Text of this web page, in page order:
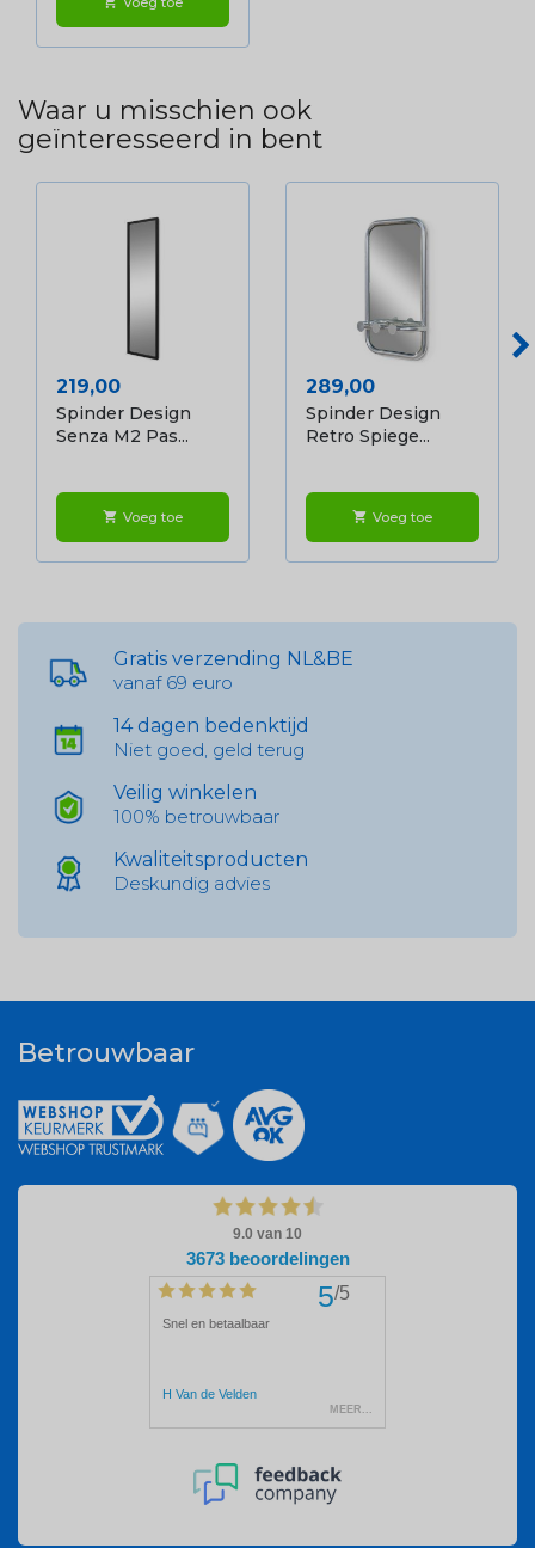
Waar u misschien ook
geïnteresseerd in bent
Prijs
219,00
Spinder Design
Senza M2 Pas...
shopping_cart Voeg toe
Prijs
289,00
Spinder Design
Retro Spiege...
shopping_cart Voeg toe
Gratis verzending NL&BE
vanaf 69 euro
14 dagen bedenktijd
Niet goed, geld terug
Veilig winkelen
100% betrouwbaar
Kwaliteitsproducten
Deskundig advies
Betrouwbaar